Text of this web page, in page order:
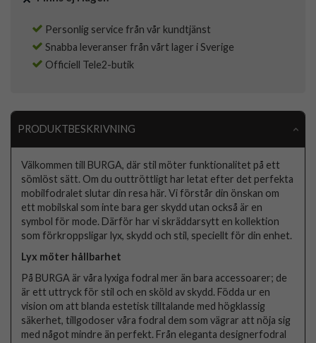
Personlig service från vår kundtjänst
Snabba leveranser från vårt lager i Sverige
Officiell Tele2-butik
PRODUKTBESKRIVNING
Välkommen till BURGA, där stil möter funktionalitet på ett
sömlöst sätt. Om du outtröttligt har letat efter det perfekta
mobilfodralet slutar din resa här. Vi förstår din önskan om
ett mobilskal som inte bara ger skydd utan också är en
symbol för mode. Därför har vi skräddarsytt en kollektion
som förkroppsligar lyx, skydd och stil, speciellt för din enhet.
Lyx möter hållbarhet
På BURGA är våra lyxiga fodral mer än bara accessoarer; de
är ett uttryck för stil och en sköld av skydd. Födda ur en
vision om att blanda estetisk tilltalande med högklassig
säkerhet, tillgodoser våra fodral dem som vägrar att nöja sig
med något mindre än perfekt. Från eleganta designerfodral